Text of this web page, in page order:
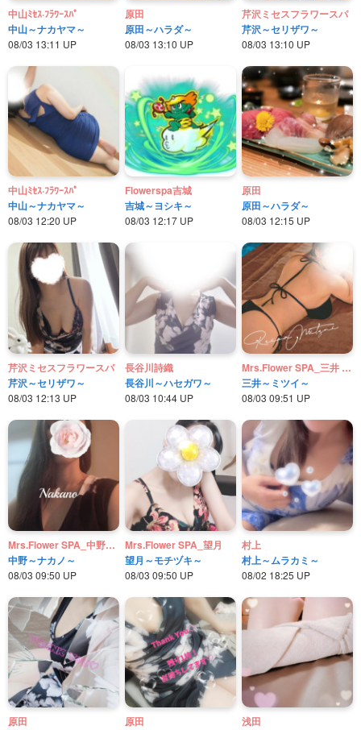
中山ﾐｾｽ·ﾌﾗﾜｰｽﾊﾟ
中山～ナカヤマ～
08/03 13:11 UP
原田
原田～ハラダ～
08/03 13:10 UP
芹沢ミセスフラワースパ
芹沢～セリザワ～
08/03 13:10 UP
中山ﾐｾｽ·ﾌﾗﾜｰｽﾊﾟ
中山～ナカヤマ～
08/03 12:20 UP
Flowerspa吉城
吉城～ヨシキ～
08/03 12:17 UP
原田
原田～ハラダ～
08/03 12:15 UP
芹沢ミセスフラワースパ
芹沢～セリザワ～
08/03 12:13 UP
長谷川詩織
長谷川～ハセガワ～
08/03 10:44 UP
Mrs.Flower SPA_三井 玲奈
三井～ミツイ～
08/03 09:51 UP
Mrs.Flower SPA_中野ミセスフラワースパ
中野～ナカノ～
08/03 09:50 UP
Mrs.Flower SPA_望月
望月～モチヅキ～
08/03 09:50 UP
村上
村上～ムラカミ～
08/02 18:25 UP
原田
原田
浅田